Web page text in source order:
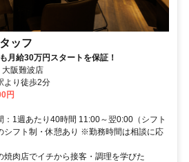
ッフ
月給30万円スタートを保証！
阪難波店
より徒歩2分
円
：1週あたり40時間 11:00～翌0:00（シフト
フト制・休憩あり ※勤務時間は相談に応
焼肉店でイチから接客・調理を学びた